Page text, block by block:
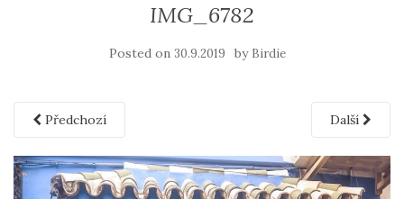
IMG_6782
Posted on 30.9.2019 by Birdie
Předchozí Další